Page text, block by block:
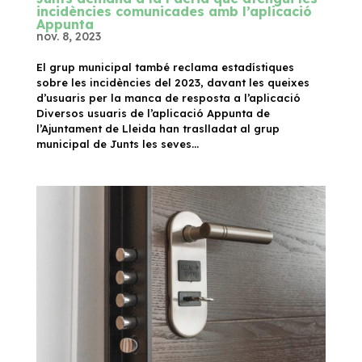
incidències comunicades amb l’aplicació
Appunta
nov. 8, 2023
El grup municipal també reclama estadístiques
sobre les incidències del 2023, davant les queixes
d’usuaris per la manca de resposta a l’aplicació
Diversos usuaris de l’aplicació Appunta de
l’Ajuntament de Lleida han traslladat al grup
municipal de Junts les seves...